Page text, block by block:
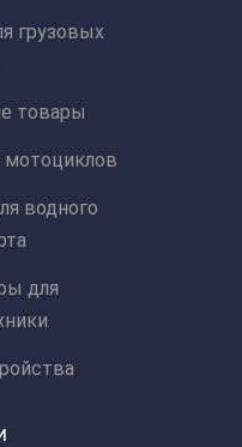
грузовых
товары
водного
для